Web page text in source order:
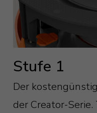
Stufe 1
Der
der Creator-